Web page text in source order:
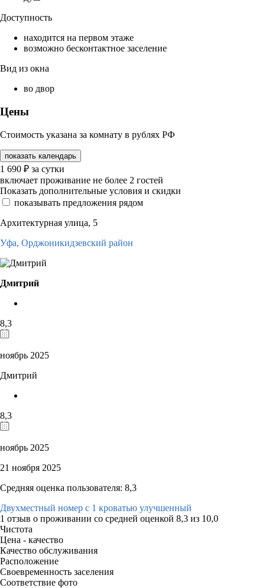
Доступность
находится на первом этаже
возможно бесконтактное заселение
Вид из окна
во двор
Цены
Стоимость указана за комнату в рублях РФ
показать календарь
1 690 ₽ за сутки
включает проживание не более 2 гостей
Показать дополнительные условия и скидки
показывать предложения рядом
Архитектурная улица, 5
Уфа, Орджоникидзевский район
Дмитрий
8,3
ноябрь 2025
Дмитрий
8,3
ноябрь 2025
21 ноября 2025
Средняя оценка пользователя: 8,3
Двухместный номер с 1 кроватью улучшенный
1 отзыв о проживании со средней оценкой 8,3 из 10,0
Чистота
Цена - качество
Качество обслуживания
Расположение
Своевременность заселения
Соответствие фото